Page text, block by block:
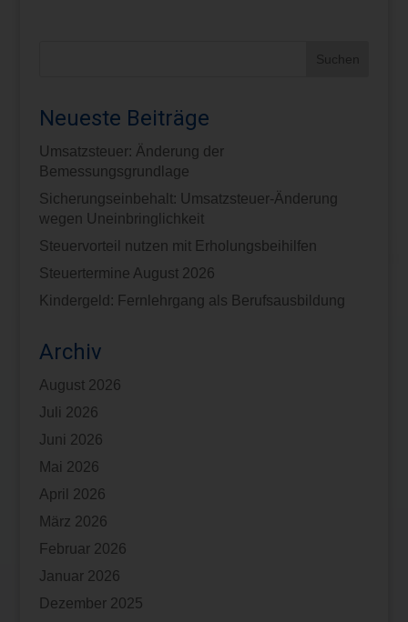
Neueste Beiträge
Umsatzsteuer: Änderung der
Bemessungsgrundlage
Sicherungseinbehalt: Umsatzsteuer-Änderung
wegen Uneinbringlichkeit
Steuervorteil nutzen mit Erholungsbeihilfen
Steuertermine August 2026
Kindergeld: Fernlehrgang als Berufsausbildung
Archiv
August 2026
Juli 2026
Juni 2026
Mai 2026
April 2026
März 2026
Februar 2026
Januar 2026
Dezember 2025